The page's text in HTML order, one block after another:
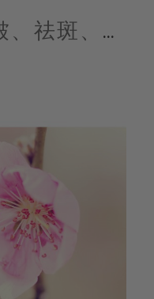
祛斑、保